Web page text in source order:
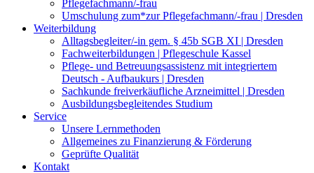
Pflegefachmann/-frau
Umschulung zum*zur Pflegefachmann/-frau | Dresden
Weiterbildung
Alltagsbegleiter/-in gem. § 45b SGB XI | Dresden
Fachweiterbildungen | Pflegeschule Kassel
Pflege- und Betreuungsassistenz mit integriertem
Deutsch - Aufbaukurs | Dresden
Sachkunde freiverkäufliche Arzneimittel | Dresden
Ausbildungsbegleitendes Studium
Service
Unsere Lernmethoden
Allgemeines zu Finanzierung & Förderung
Geprüfte Qualität
Kontakt